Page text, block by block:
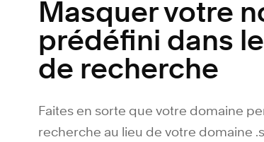
Masquer votre
prédéfini dans
de recherche
Faites en sorte que votre domaine
recherche au lieu de votre domaine